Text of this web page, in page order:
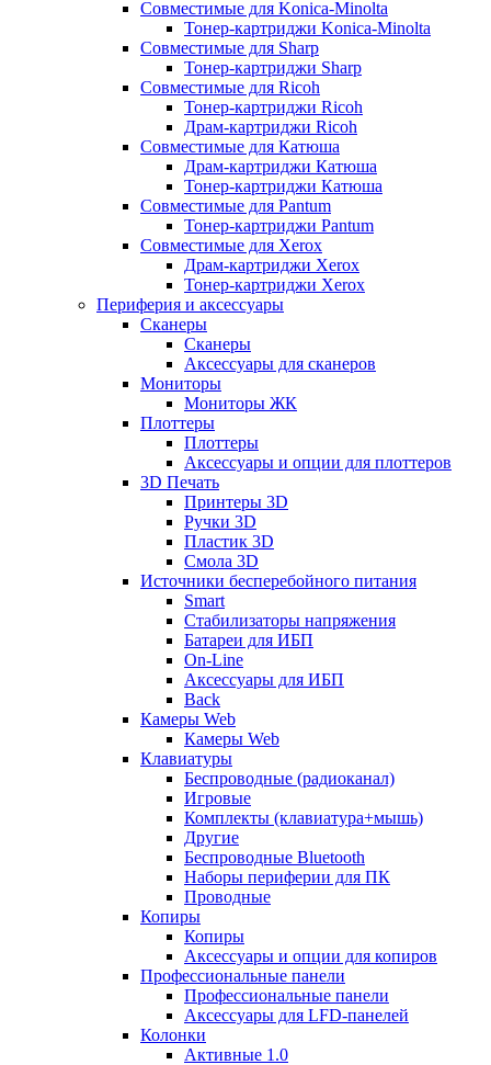
Совместимые для Konica-Minolta
Тонер-картриджи Konica-Minolta
Совместимые для Sharp
Тонер-картриджи Sharp
Совместимые для Ricoh
Тонер-картриджи Ricoh
Драм-картриджи Ricoh
Совместимые для Катюша
Драм-картриджи Катюша
Тонер-картриджи Катюша
Совместимые для Pantum
Тонер-картриджи Pantum
Совместимые для Xerox
Драм-картриджи Xerox
Тонер-картриджи Xerox
Периферия и аксессуары
Сканеры
Сканеры
Аксессуары для сканеров
Мониторы
Мониторы ЖК
Плоттеры
Плоттеры
Аксессуары и опции для плоттеров
3D Печать
Принтеры 3D
Ручки 3D
Пластик 3D
Смола 3D
Источники бесперебойного питания
Smart
Стабилизаторы напряжения
Батареи для ИБП
On-Line
Аксессуары для ИБП
Back
Камеры Web
Камеры Web
Клавиатуры
Беспроводные (радиоканал)
Игровые
Комплекты (клавиатура+мышь)
Другие
Беспроводные Bluetooth
Наборы периферии для ПК
Проводные
Копиры
Копиры
Аксессуары и опции для копиров
Профессиональные панели
Профессиональные панели
Аксессуары для LFD-панелей
Колонки
Активные 1.0